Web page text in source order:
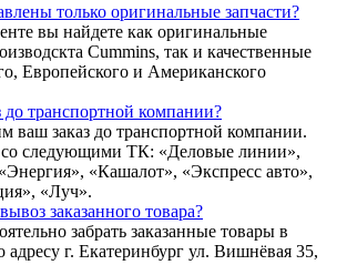
только оригинальные запчасти?
вы найдете как оригинальные
Cummins, так и качественные
Европейского и Американского
до транспортной компании?
ваш заказ до транспортной компании.
следующими ТК: «Деловые линии»,
«Кашалот», «Экспресс авто»,
«Луч».
заказанного товара?
забрать заказанные товары в
г. Екатеринбург ул. Вишнёвая 35,